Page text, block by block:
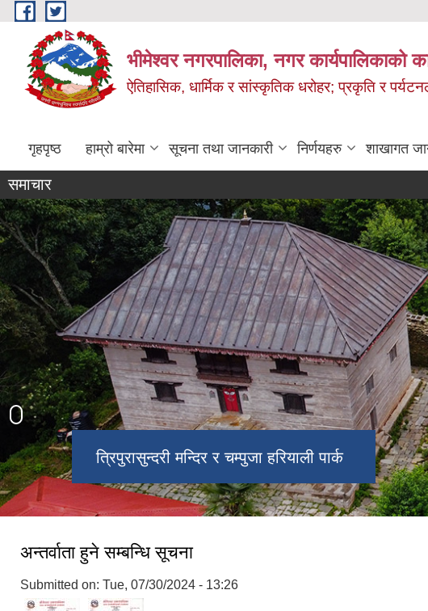
Skip to main content
भीमेश्वर नगरपालिका, नगर कार्यपालिकाको
ऐतिहासिक, धार्मिक र सांस्कृतिक धरोहर; प्रकृति र
गृहपृष्ठ हाम्रो बारेमा सूचना तथा जानकारी निर्णयहरु शाखागत
समाचार
त्रिपुरासुन्दरी मन्दिर र चम्पुजा हरियाली पार्क
चरिकोट बजार
अन्तर्वाता हुने सम्बन्धि सूचना
Submitted on: Tue, 07/30/2024 - 13:26